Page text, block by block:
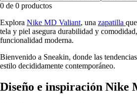
0 de 0 productos
Explora Nike MD Valiant, una zapatilla
tela y piel asegura durabilidad y
funcionalidad moderna.
Bienvenido a Sneakin, donde las
estilo decididamente contemporáneo.
Diseño e inspiración Nike